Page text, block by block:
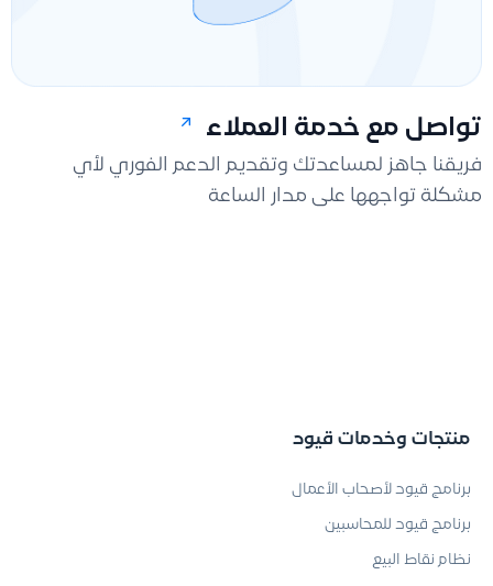
تواصل مع خدمة العملاء
فريقنا جاهز لمساعدتك وتقديم الدعم الفوري لأي
مشكلة تواجهها على مدار الساعة
منتجات وخدمات قيود
برنامج قيود لأصحاب الأعمال
برنامج قيود للمحاسبين
نظام نقاط البيع